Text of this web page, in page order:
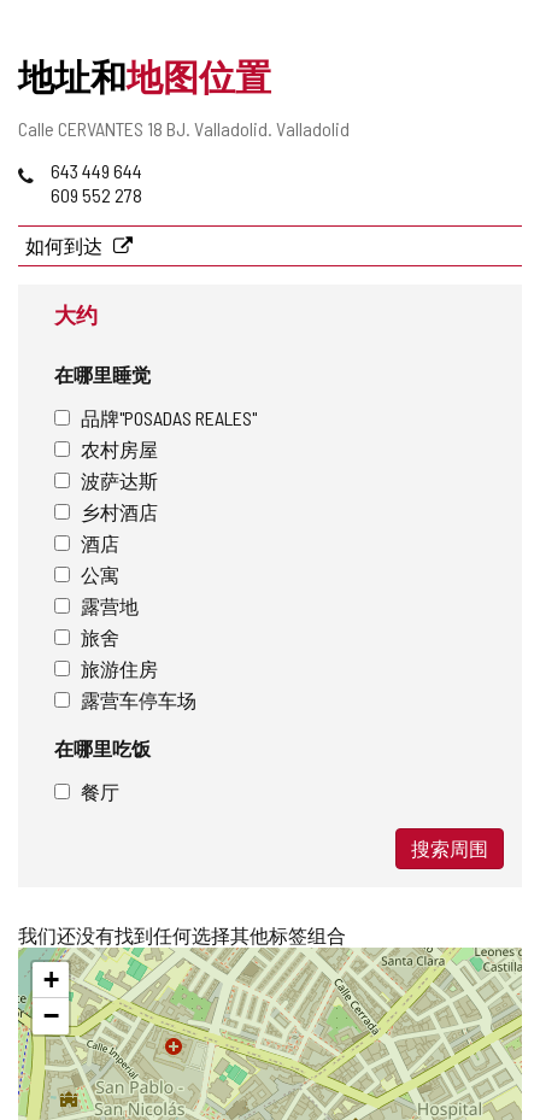
地址和地图位置
邮
地
Calle CERVANTES 18 BJ. Valladolid. Valladolid
电
643 449 644
609 552 278
如何到达
大约
在哪里睡觉
品牌"POSADAS REALES"
农村房屋
波萨达斯
乡村酒店
酒店
公寓
露营地
旅舍
旅游住房
露营车停车场
在哪里吃饭
餐厅
搜索周围
我们还没有找到任何选择其他标签组合
跳
过
地
图
+
−